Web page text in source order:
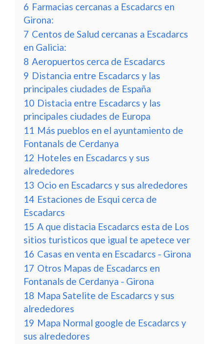
6 Farmacias cercanas a Escadarcs en
Girona:
7 Centos de Salud cercanas a Escadarcs
en Galicia:
8 Aeropuertos cerca de Escadarcs
9 Distancia entre Escadarcs y las
principales ciudades de España
10 Distacia entre Escadarcs y las
principales ciudades de Europa
11 Más pueblos en el ayuntamiento de
Fontanals de Cerdanya
12 Hoteles en Escadarcs y sus
alrededores
13 Ocio en Escadarcs y sus alrededores
14 Estaciones de Esqui cerca de
Escadarcs
15 A que distacia Escadarcs esta de Los
sitios turisticos que igual te apetece ver
16 Casas en venta en Escadarcs - Girona
17 Otros Mapas de Escadarcs en
Fontanals de Cerdanya - Girona
18 Mapa Satelite de Escadarcs y sus
alrededores
19 Mapa Normal google de Escadarcs y
sus alrededores